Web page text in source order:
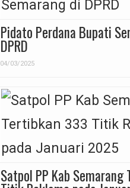
Pidato Perdana Bupati
DPRD
04/03/2025
Satpol PP Kab